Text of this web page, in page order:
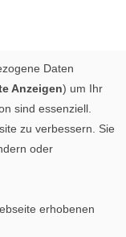
Daten
Anzeigen) um Ihr
sind essenziell.
zu verbessern. Sie
oder
erhobenen